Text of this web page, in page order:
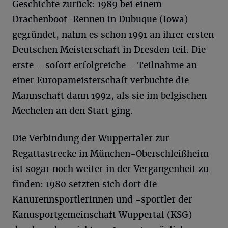
Geschichte zurück: 1989 bei einem
Drachenboot-Rennen in Dubuque (Iowa)
gegründet, nahm es schon 1991 an ihrer ersten
Deutschen Meisterschaft in Dresden teil. Die
erste – sofort erfolgreiche – Teilnahme an
einer Europameisterschaft verbuchte die
Mannschaft dann 1992, als sie im belgischen
Mechelen an den Start ging.
Die Verbindung der Wuppertaler zur
Regattastrecke in München-Oberschleißheim
ist sogar noch weiter in der Vergangenheit zu
finden: 1980 setzten sich dort die
Kanurennsportlerinnen und -sportler der
Kanusportgemeinschaft Wuppertal (KSG)